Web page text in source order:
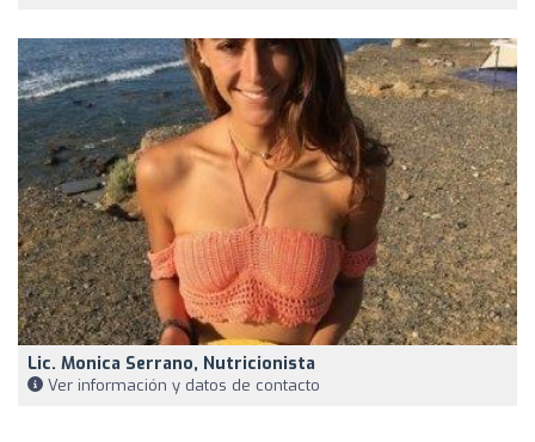
Lic. Monica Serrano, Nutricionista
Ver información y datos de contacto